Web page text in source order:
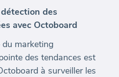
des
avec Octoboard
du marketing
des tendances est
à surveiller les